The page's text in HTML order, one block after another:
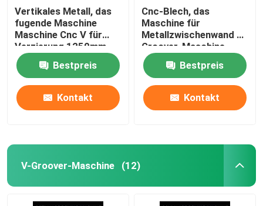
Vertikales Metall, das
fugende Maschine
Maschine Cnc V für
Verzierung 1250mm
fugt
Bestpreis
Kontakt
Cnc-Blech, das
Maschine für
Metallzwischenwand V
Groover-Maschine
1240 fugt
Bestpreis
Kontakt
V-Groover-Maschine (12)